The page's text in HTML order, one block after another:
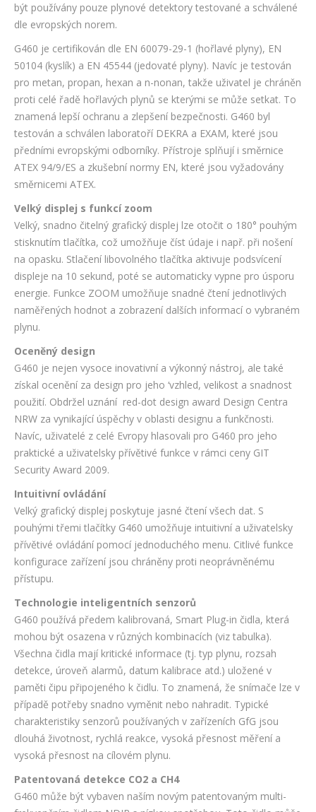
být používány pouze plynové detektory testované a schválené
dle evropských norem.
G460 je certifikován dle EN 60079-29-1 (hořlavé plyny), EN
50104 (kyslík) a EN 45544 (jedovaté plyny). Navíc je testován
pro metan, propan, hexan a n-nonan, takže uživatel je chráněn
proti celé řadě hořlavých plynů se kterými se může setkat. To
znamená lepší ochranu a zlepšení bezpečnosti. G460 byl
testován a schválen laboratoří DEKRA a EXAM, které jsou
předními evropskými odborníky. Přístroje splňují i směrnice
ATEX 94/9/ES a zkušební normy EN, které jsou vyžadovány
směrnicemi ATEX.
Velký displej s funkcí zoom
Velký, snadno čitelný grafický displej lze otočit o 180° pouhým
stisknutím tlačítka, což umožňuje číst údaje i např. při nošení
na opasku. Stlačení libovolného tlačítka aktivuje podsvícení
displeje na 10 sekund, poté se automaticky vypne pro úsporu
energie. Funkce ZOOM umožňuje snadné čtení jednotlivých
naměřených hodnot a zobrazení dalších informací o vybraném
plynu.
Oceněný design
G460 je nejen vysoce inovativní a výkonný nástroj, ale také
získal ocenění za design pro jeho ‘vzhled, velikost a snadnost
použití. Obdržel uznání red-dot design award Design Centra
NRW za vynikající úspěchy v oblasti designu a funkčnosti.
Navíc, uživatelé z celé Evropy hlasovali pro G460 pro jeho
praktické a uživatelsky přívětivé funkce v rámci ceny GIT
Security Award 2009.
Intuitivní ovládání
Velký grafický displej poskytuje jasné čtení všech dat. S
pouhými třemi tlačítky G460 umožňuje intuitivní a uživatelsky
přívětivé ovládání pomocí jednoduchého menu. Citlivé funkce
konfigurace zařízení jsou chráněny proti neoprávněnému
přístupu.
Technologie inteligentních senzorů
G460 používá předem kalibrovaná, Smart Plug-in čidla, která
mohou být osazena v různých kombinacích (viz tabulka).
Všechna čidla mají kritické informace (tj. typ plynu, rozsah
detekce, úroveň alarmů, datum kalibrace atd.) uložené v
paměti čipu připojeného k čidlu. To znamená, že snímače lze v
případě potřeby snadno vyměnit nebo nahradit. Typické
charakteristiky senzorů používaných v zařízeních GfG jsou
dlouhá životnost, rychlá reakce, vysoká přesnost měření a
vysoká přesnost na cílovém plynu.
Patentovaná detekce CO2 a CH4
G460 může být vybaven naším novým patentovaným multi-